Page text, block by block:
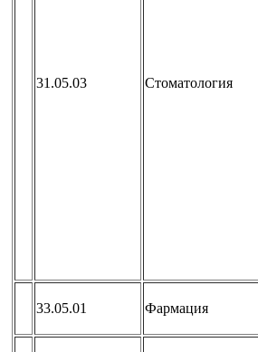
31.05.03 Стоматология
33.05.01 Фармация